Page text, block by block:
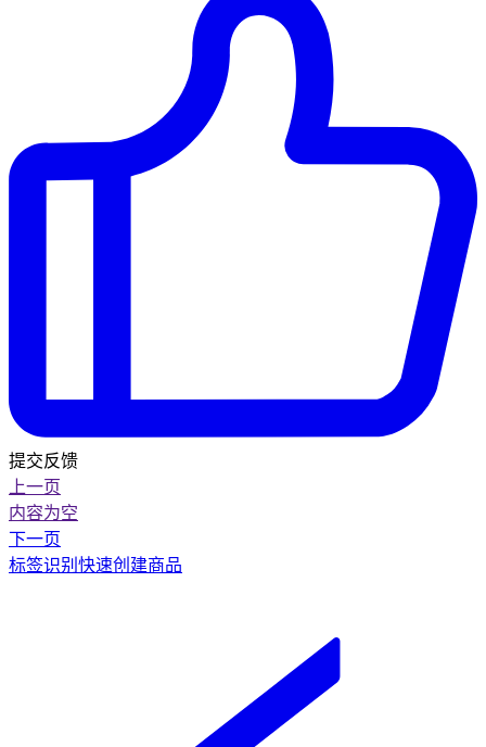
提交反馈
上一页
内容为空
下一页
标签识别快速创建商品